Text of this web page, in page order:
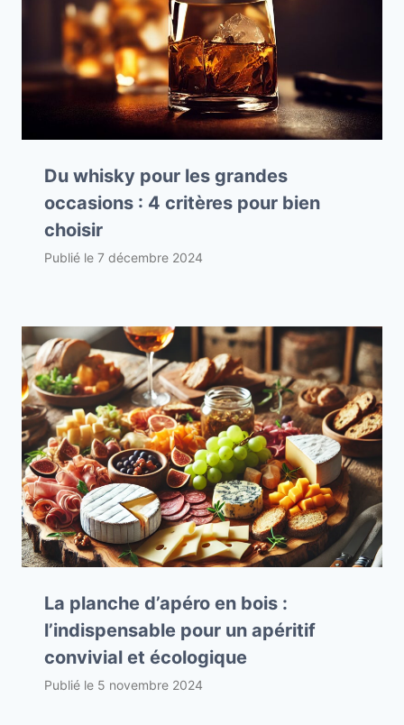
Du whisky pour les grandes
occasions : 4 critères pour bien
choisir
Publié le 7 décembre 2024
La planche d’apéro en bois :
l’indispensable pour un apéritif
convivial et écologique
Publié le 5 novembre 2024